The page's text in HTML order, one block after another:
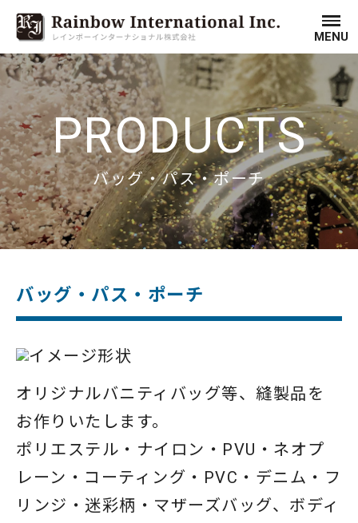
MENU
PRODUCTS
バッグ・パス・ポーチ
バッグ・パス・ポーチ
オリジナルバニティバッグ等、縫製品を
お作りいたします。
ポリエステル・ナイロン・PVU・ネオプ
レーン・コーティング・PVC・デニム・フ
リンジ・迷彩柄・マザーズバッグ、ボディ